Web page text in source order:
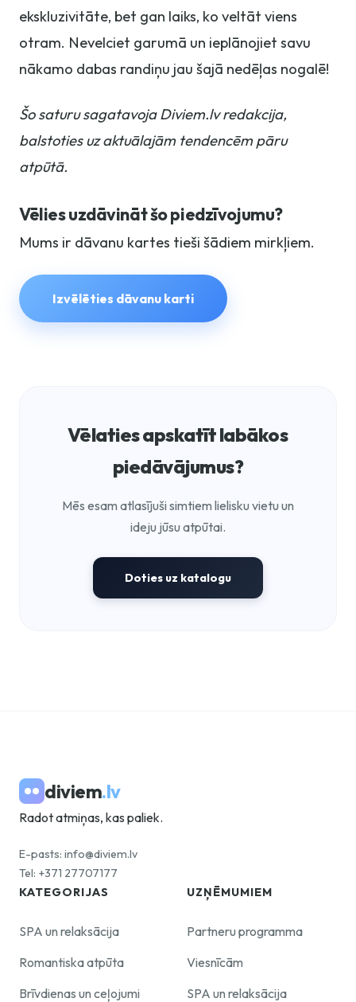
ekskluzivitāte, bet gan laiks, ko veltāt viens
otram. Nevelciet garumā un ieplānojiet savu
nākamo dabas randiņu jau šajā nedēļas nogalē!
Šo saturu sagatavoja Diviem.lv redakcija,
balstoties uz aktuālajām tendencēm pāru
atpūtā.
Vēlies uzdāvināt šo piedzīvojumu?
Mums ir dāvanu kartes tieši šādiem mirkļiem.
Izvēlēties dāvanu karti
Vēlaties apskatīt labākos
piedāvājumus?
Mēs esam atlasījuši simtiem lielisku vietu un
ideju jūsu atpūtai.
Doties uz katalogu
diviem.lv
Radot atmiņas, kas paliek.
E-pasts: info@diviem.lv
Tel: +371 27707177
KATEGORIJAS
SPA un relaksācija
Romantiska atpūta
Brīvdienas un ceļojumi
UZŅĒMUMIEM
Partneru programma
Viesnīcām
SPA un relaksācija